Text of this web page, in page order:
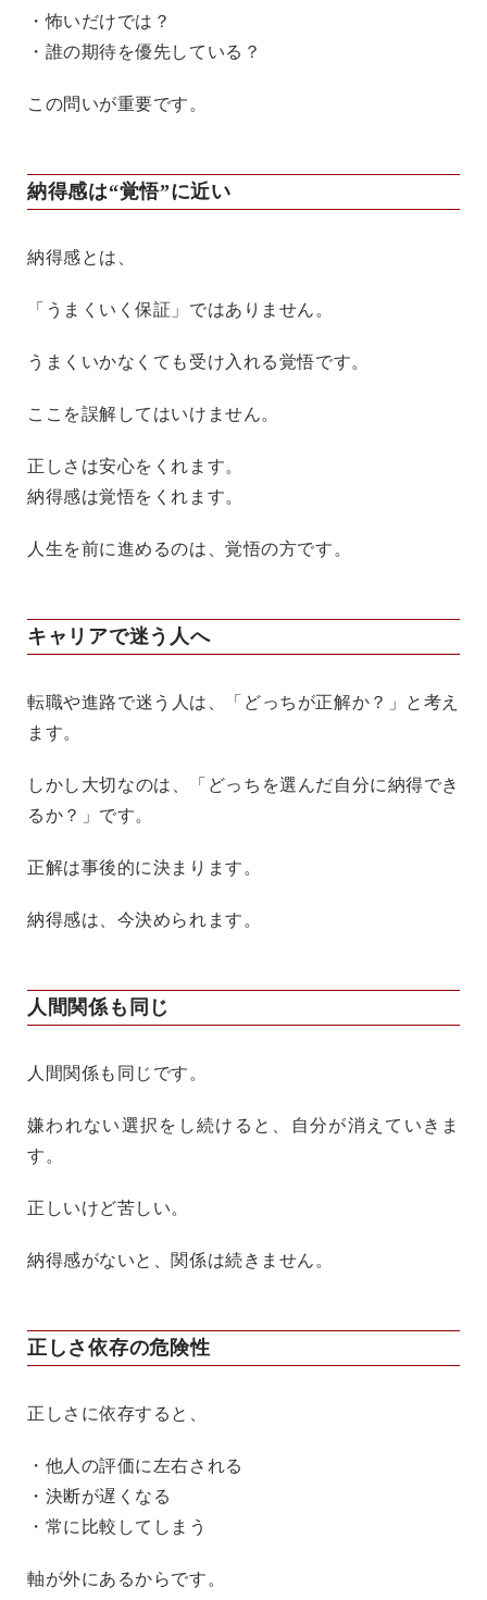
・怖いだけでは？
・誰の期待を優先している？
この問いが重要です。
納得感は“覚悟”に近い
納得感とは、
「うまくいく保証」ではありません。
うまくいかなくても受け入れる覚悟です。
ここを誤解してはいけません。
正しさは安心をくれます。
納得感は覚悟をくれます。
人生を前に進めるのは、覚悟の方です。
キャリアで迷う人へ
転職や進路で迷う人は、「どっちが正解か？」と考え
ます。
しかし大切なのは、「どっちを選んだ自分に納得でき
るか？」です。
正解は事後的に決まります。
納得感は、今決められます。
人間関係も同じ
人間関係も同じです。
嫌われない選択をし続けると、自分が消えていきま
す。
正しいけど苦しい。
納得感がないと、関係は続きません。
正しさ依存の危険性
正しさに依存すると、
・他人の評価に左右される
・決断が遅くなる
・常に比較してしまう
軸が外にあるからです。